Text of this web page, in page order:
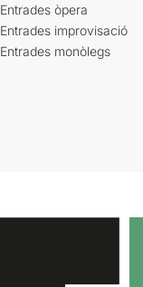
Entrades òpera
Entrades improvisació
Entrades monòlegs